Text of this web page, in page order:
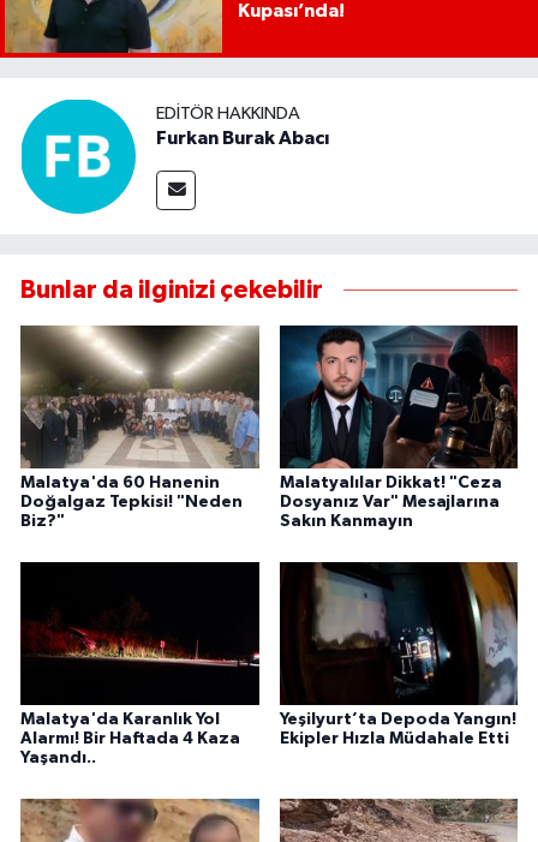
Kupası’nda!
EDITÖR HAKKINDA
Furkan Burak Abacı
Bunlar da ilginizi çekebilir
Malatya'da 60 Hanenin
Doğalgaz Tepkisi! "Neden
Biz?"
Malatyalılar Dikkat! "Ceza
Dosyanız Var" Mesajlarına
Sakın Kanmayın
Malatya'da Karanlık Yol
Alarmı! Bir Haftada 4 Kaza
Yaşandı..
Yeşilyurt’ta Depoda Yangın!
Ekipler Hızla Müdahale Etti